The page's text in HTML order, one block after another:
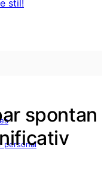
personal
spontan